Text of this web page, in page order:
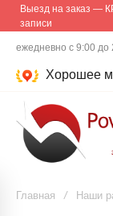
Выезд на заказ —
записи
ежедневно с 9:00 до
Хорошее
Главная / Наши